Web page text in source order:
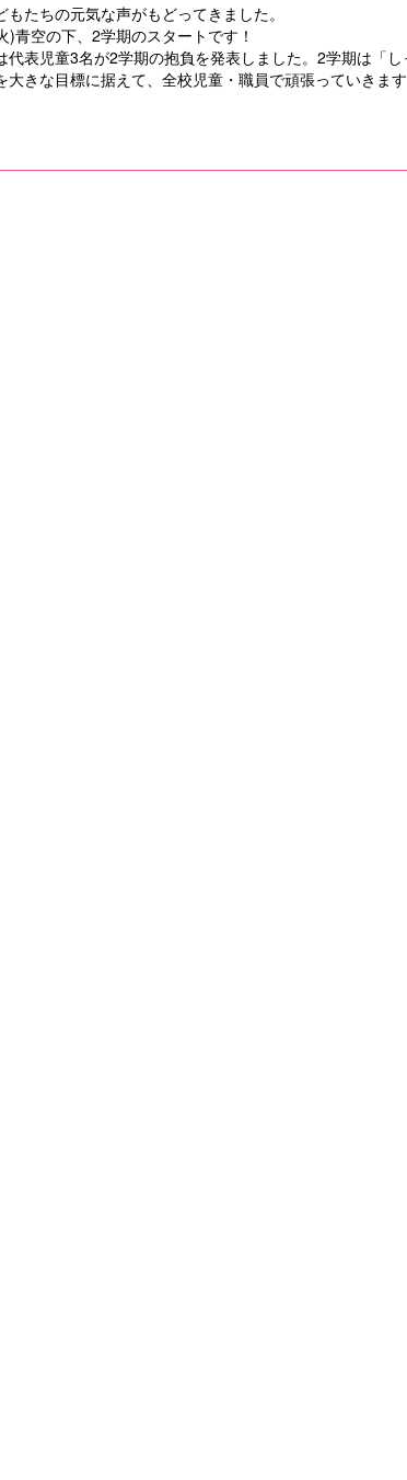
もたちの元気な声がもどってきました。
)青空の下、2学期のスタートです！
代表児童3名が2学期の抱負を発表しました。2学期は「
大きな目標に据えて、全校児童・職員で頑張っていきます